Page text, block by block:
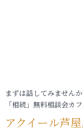
まずは話してみませんか
「相続」無料相談会カ
アクイール芦